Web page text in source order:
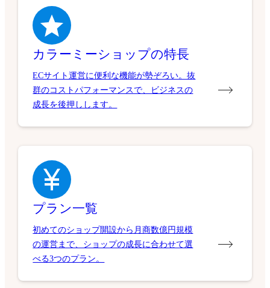
カラーミーショップの特長
ECサイト運営に便利な機能が勢ぞろい。抜
群のコストパフォーマンスで、ビジネスの
成長を後押しします。
プラン一覧
初めてのショップ開設から月商数億円規模
の運営まで、ショップの成長に合わせて選
べる3つのプラン。